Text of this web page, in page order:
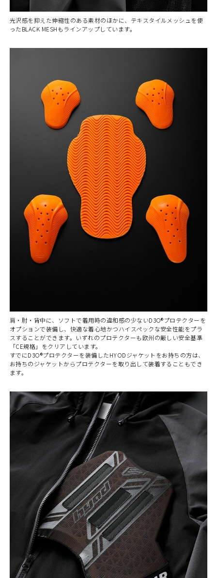
光沢感を抑えた伸縮性のある素材のほかに、テキスタイルメッシュを使
ったBLACK MESHもラインアップしています。
肩・肘・背中に、ソフトで着用時の違和感の少ないD3O®プロテクターを
オプションで装備し、快適な着心地かつハイスペックな安全性能をプラ
スすることができます。いずれのプロテクターも欧州の厳しい安全基準
「CE規格」をクリアしています。
すでにD3O®プロテクターを装備したHYODジャケットをお持ちの方は、
お持ちのジャケットからプロテクターを取り出して装着することもでき
ます。